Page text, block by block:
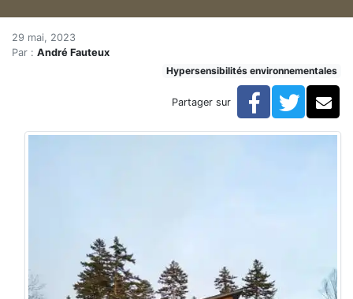
Accueil
Articles réservés
Hypersensibilités environnementales
Une maison de retraite hypersaine et
Une maison de retraite
29 mai, 2023
Par : André Fauteux
Hypersensibilités environnementales
Partager sur Facebook